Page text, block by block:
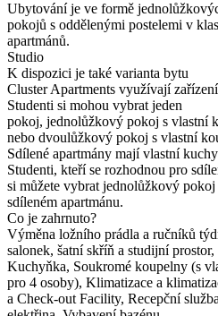
Ubytování je ve formě
pokojů s oddělenými postelemi v
apartmánů.
Studio
K dispozici je také varianta bytu
Cluster Apartments využívají
Studenti si mohou vybrat jeden
pokoj, jednolůžkový pokoj s vlastní
nebo dvoulůžkový pokoj s vlastní
Sdílené apartmány mají vlastní
Studenti, kteří se rozhodnou pro
si můžete vybrat jednolůžkový
sdíleném apartmánu.
Co je zahrnuto?
Výměna ložního prádla a ručníků
salonek, šatní skříň a studijní prostor,
Kuchyňka, Soukromé koupelny (s
pro 4 osoby), Klimatizace a
a Check-out Facility, Recepční